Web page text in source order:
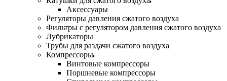
Аксессуары
Регуляторы давления сжатого воздуха
Фильтры с регулятором давления сжатого воздуха
Лубрикаторы
Трубы для раздачи сжатого воздуха
Компрессоры
Винтовые компрессоры
Поршневые компрессоры